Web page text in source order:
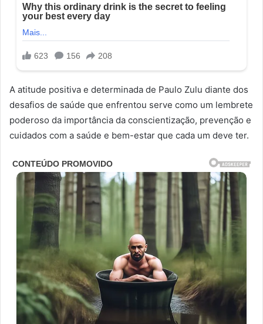
A atitude positiva e determinada de Paulo Zulu diante dos
desafios de saúde que enfrentou serve como um lembrete
poderoso da importância da conscientização, prevenção e
cuidados com a saúde e bem-estar que cada um deve ter.